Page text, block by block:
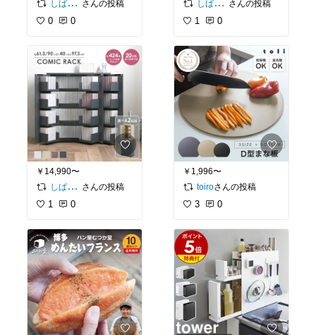
しば夫婦｜ふたり暮らしのベストバイ さんの投稿
0 0
￥14,990〜
しば夫婦｜ふたり暮らしのベストバイ
さんの投稿
1 0
しば夫婦｜ふたり暮らしのベストバイ さんの投稿
1 0
￥1,996〜
toiroさんの投稿
3 0